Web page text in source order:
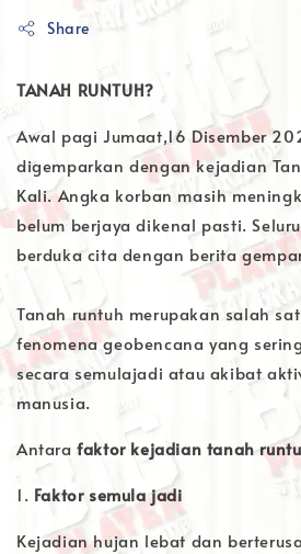
Share
TANAH RUNTUH?
Awal pagi Jumaat,16 Disember
digemparkan dengan kejadian
Kali. Angka korban masih
belum berjaya dikenal pasti.
berduka cita dengan berita
Tanah runtuh merupakan salah
fenomena geobencana yang
secara semulajadi atau akibat
manusia.
Antarafaktor kejadian tanah
1. Faktor semula jadi
Kejadian hujan lebat dan